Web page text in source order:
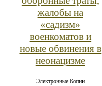
жалобы на
«садизм»
военкоматов и
новые обвинения в
неонацизме
Электронные Копии